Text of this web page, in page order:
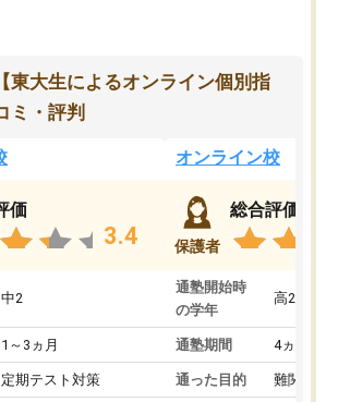
東大生によるオンライン個別指
ミ・評判
価
3.4
中2
1～3ヵ月
定期テスト対策
オンライン校
保護者
総合評価
通塾開始時
の学年
高2
通塾期間 4ヵ月～1
通った目的 難関私立